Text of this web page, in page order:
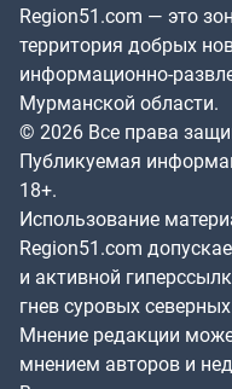
Region51.com — это
территория добрых
информационно-
Мурманской области.
© 2026 Все права
Публикуемая
18+.
Использование
Region51.com
и активной
гнев суровых
Мнение редакции
мнением авторов и